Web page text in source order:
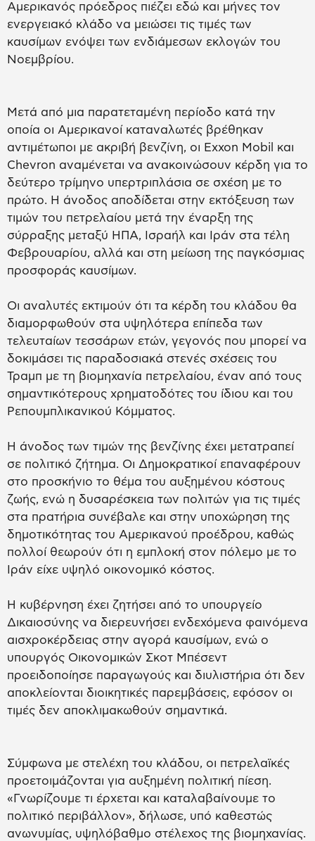
Αμερικανός πρόεδρος πιέζει εδώ και μήνες τον
ενεργειακό κλάδο να μειώσει τις τιμές των
καυσίμων ενόψει των ενδιάμεσων εκλογών του
Νοεμβρίου.
Μετά από μια παρατεταμένη περίοδο κατά την
οποία οι Αμερικανοί καταναλωτές βρέθηκαν
αντιμέτωποι με ακριβή βενζίνη, οι Exxon Mobil και
Chevron αναμένεται να ανακοινώσουν κέρδη για το
δεύτερο τρίμηνο υπερτριπλάσια σε σχέση με το
πρώτο. Η άνοδος αποδίδεται στην εκτόξευση των
τιμών του πετρελαίου μετά την έναρξη της
σύρραξης μεταξύ ΗΠΑ, Ισραήλ και Ιράν στα τέλη
Φεβρουαρίου, αλλά και στη μείωση της παγκόσμιας
προσφοράς καυσίμων.
Οι αναλυτές εκτιμούν ότι τα κέρδη του κλάδου θα
διαμορφωθούν στα υψηλότερα επίπεδα των
τελευταίων τεσσάρων ετών, γεγονός που μπορεί να
δοκιμάσει τις παραδοσιακά στενές σχέσεις του
Τραμπ με τη βιομηχανία πετρελαίου, έναν από τους
σημαντικότερους χρηματοδότες του ίδιου και του
Ρεπουμπλικανικού Κόμματος.
Η άνοδος των τιμών της βενζίνης έχει μετατραπεί
σε πολιτικό ζήτημα. Οι Δημοκρατικοί επαναφέρουν
στο προσκήνιο το θέμα του αυξημένου κόστους
ζωής, ενώ η δυσαρέσκεια των πολιτών για τις τιμές
στα πρατήρια συνέβαλε και στην υποχώρηση της
δημοτικότητας του Αμερικανού προέδρου, καθώς
πολλοί θεωρούν ότι η εμπλοκή στον πόλεμο με το
Ιράν είχε υψηλό οικονομικό κόστος.
Η κυβέρνηση έχει ζητήσει από το υπουργείο
Δικαιοσύνης να διερευνήσει ενδεχόμενα φαινόμενα
αισχροκέρδειας στην αγορά καυσίμων, ενώ ο
υπουργός Οικονομικών Σκοτ Μπέσεντ
προειδοποίησε παραγωγούς και διυλιστήρια ότι δεν
αποκλείονται διοικητικές παρεμβάσεις, εφόσον οι
τιμές δεν αποκλιμακωθούν σημαντικά.
Σύμφωνα με στελέχη του κλάδου, οι πετρελαϊκές
προετοιμάζονται για αυξημένη πολιτική πίεση.
«Γνωρίζουμε τι έρχεται και καταλαβαίνουμε το
πολιτικό περιβάλλον», δήλωσε, υπό καθεστώς
ανωνυμίας, υψηλόβαθμο στέλεχος της βιομηχανίας.